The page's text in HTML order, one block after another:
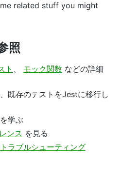
related stuff you might
照
ト 、 モック関数 などの詳細
既存のテストをJestに移行し
学ぶ
ンス を見る
トラブルシューティング